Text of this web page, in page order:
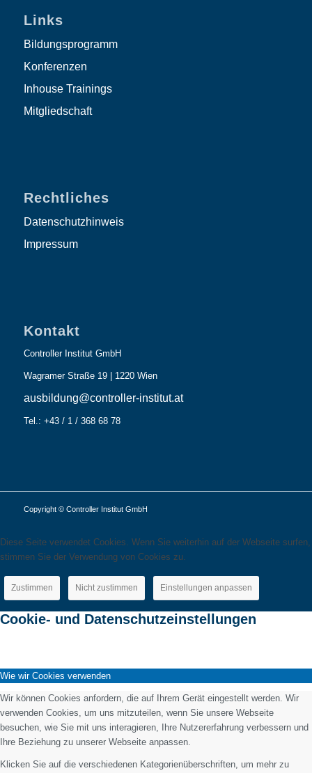
Links
Bildungsprogramm
Konferenzen
Inhouse Trainings
Mitgliedschaft
Rechtliches
Datenschutzhinweis
Impressum
Kontakt
Controller Institut GmbH
Wagramer Straße 19 | 1220 Wien
ausbildung@controller-institut.at
Tel.: +43 / 1 / 368 68 78
Copyright © Controller Institut GmbH
Diese Seite verwendet Cookies. Wenn Sie weiterhin auf der Webseite surfen,
stimmen Sie der Verwendung von Cookies zu.
Zustimmen Nicht zustimmen Einstellungen anpassen
Cookie- und Datenschutzeinstellungen
Wie wir Cookies verwenden
Wir können Cookies anfordern, die auf Ihrem Gerät eingestellt werden. Wir
verwenden Cookies, um uns mitzuteilen, wenn Sie unsere Webseite
besuchen, wie Sie mit uns interagieren, Ihre Nutzererfahrung verbessern und
Ihre Beziehung zu unserer Webseite anpassen.
Klicken Sie auf die verschiedenen Kategorienüberschriften, um mehr zu